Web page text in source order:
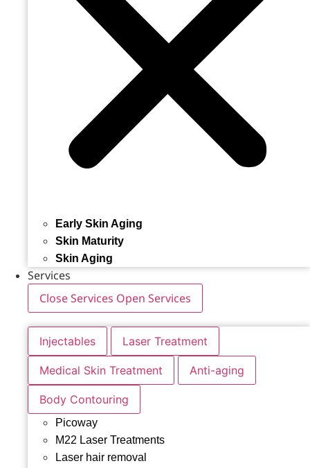
Early Skin Aging
Skin Maturity
Skin Aging
Services
Close Services Open Services
Injectables Laser Treatment
Medical Skin Treatment Anti-aging
Body Contouring
Picoway
M22 Laser Treatments
Laser hair removal